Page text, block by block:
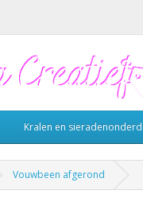
Kralen en
Vouwbeen afgerond